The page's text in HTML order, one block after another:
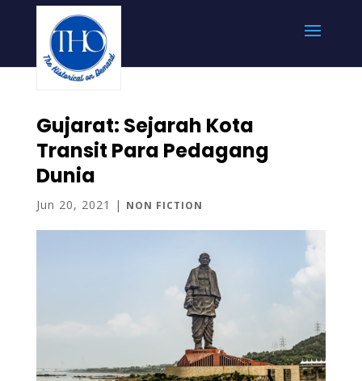
Gujarat: Sejarah Kota
Transit Para Pedagang
Dunia
Jun 20, 2021 | NON FICTION